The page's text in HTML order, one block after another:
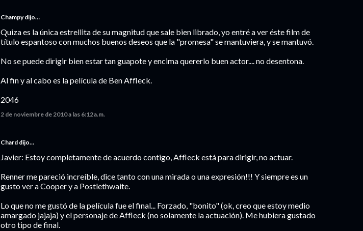
Champydijo…
Quiza es la única estrellita de su magnitud que sale bien librado, yo entré a ver éste film de
título espantoso con muchos buenos deseos que la "promesa" se mantuviera, y se mantuvó.
No se puede dirigir bien estar tan guapote y encima quererlo buen actor.... no desentona.
Al fin y al cabo es la película de Ben Affleck.
2046
2 de noviembre de 2010 a las 6:12 a.m.
Chard dijo…
Javier: Estoy completamente de acuerdo contigo, Affleck está para dirigir, no actuar.
Renner me pareció increíble, dice tanto con una mirada o una expresión!!! Y siempre es un
gusto ver a Cooper y a Postlethwaite.
Lo que no me gustó de la película fue el final... Forzado, "bonito" (ok, creo que estoy medio
amargado jajaja) y el personaje de Affleck (no solamente la actuación). Me hubiera gustado
otro tipo de final.